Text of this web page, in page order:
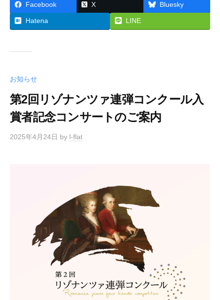
Facebook X Bluesky
Hatena LINE
お知らせ
第2回リゾナンツァ連弾コンクール入
賞者記念コンサートのご案内
2025年4月24日 by l-flat